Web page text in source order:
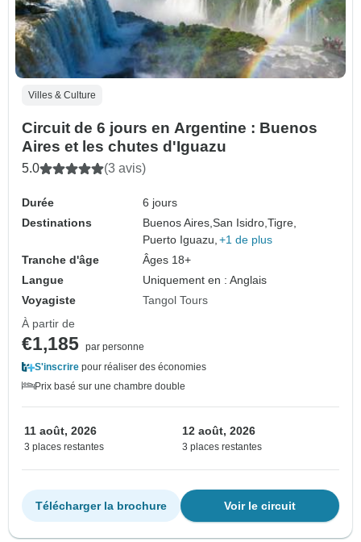
Villes & Culture
Circuit de 6 jours en Argentine : Buenos
Aires et les chutes d'Iguazu
5.0 (3 avis)
Durée
6 jours
Destinations
Buenos Aires,San Isidro,Tigre,
Puerto Iguazu, +1 de plus
Tranche d'âge
Âges 18+
Langue
Uniquement en : Anglais
Voyagiste
Tangol Tours
À partir de
€1,185 par personne
S'inscrire pour réaliser des économies
Prix basé sur une chambre double
11 août, 2026
3 places restantes
12 août, 2026
3 places restantes
Voir le circuit
Télécharger la brochure